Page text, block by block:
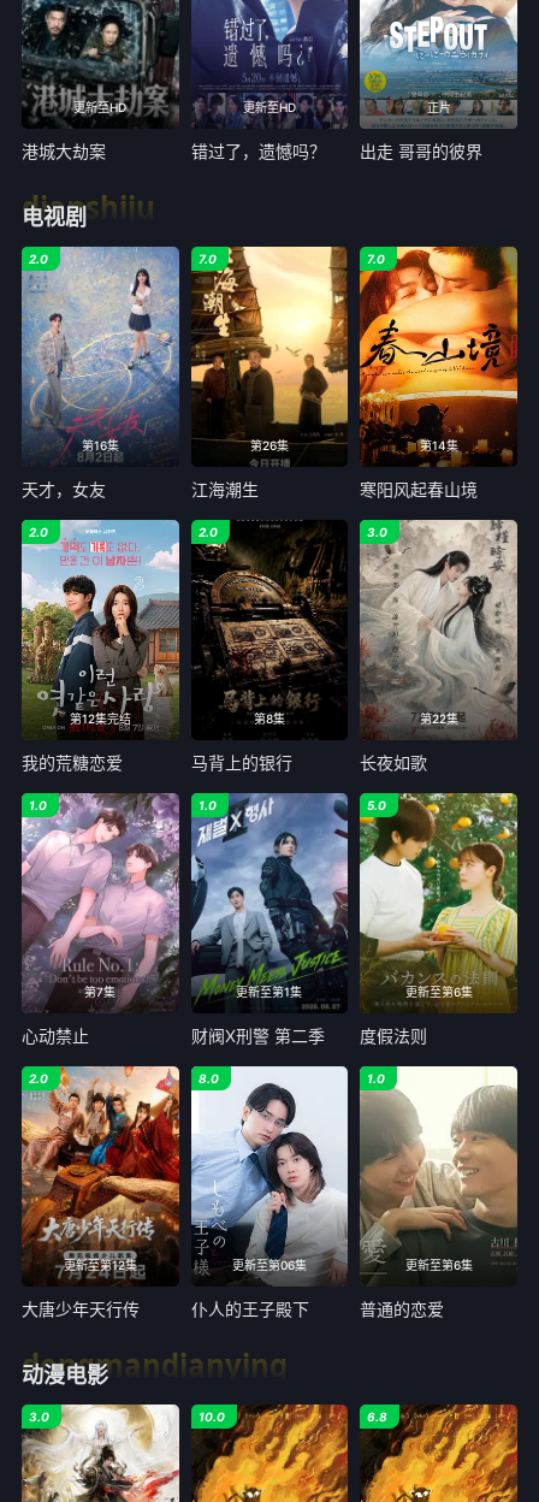
更新至HD
港城大劫案
更新至HD
错过了，遗憾吗？
正片
出走 哥哥的彼界
电视剧
dianshiju
第16集
2.0
天才，女友
第26集
7.0
江海潮生
第14集
7.0
寒阳风起春山境
第12集完结
2.0
我的荒糖恋爱
第8集
2.0
马背上的银行
第22集
3.0
长夜如歌
第7集
1.0
心动禁止
更新至第1集
1.0
财阀X刑警 第二季
更新至第6集
5.0
度假法则
更新至第12集
2.0
大唐少年天行传
更新至第06集
8.0
仆人的王子殿下
更新至第6集
1.0
普通的恋爱
动漫电影
dongmandianying
3.0 10.0 6.8